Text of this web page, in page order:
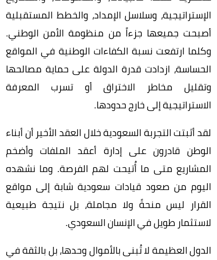
الإستراتيجية، وسلاسل الإمداد، والخطط المستقبلية
أصبحت جميعها جزءاً من منظومة الأمن الوطني.
وكلما ارتفعت نسبة الكفاءات الوطنية في المواقع
الحساسة، ازدادت قدرة الدولة على حماية مصالحها
وتقليل مخاطر الاختراق أو تسرب المعرفة
الاستراتيجية إلى خارج حدودها.
لقد أثبتت التجربة السعودية خلال العقد الأخير أن أبناء
الوطن قادرون على إدارة أعقد الملفات وأضخم
المشاريع متى ما أُتيحت لهم الفرصة. وما نشهده
اليوم من صعود قيادات سعودية شابة إلى مواقع
القرار ليس منحةً ولا مجاملة، بل نتيجة طبيعية
لاستثمار طويل في الإنسان السعودي.
الدول العظيمة لا تُبنى بالأموال وحدها، بل بالثقة في